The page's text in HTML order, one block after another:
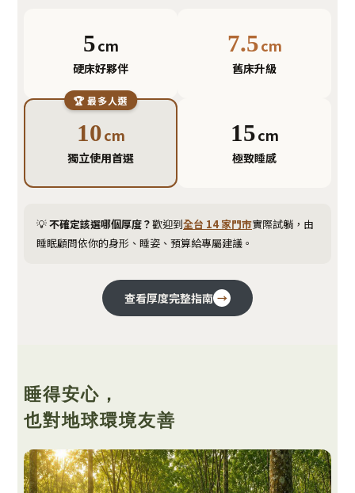
5cm
硬床好夥伴
7.5cm
舊床升級
🏆 最多人選
10cm
獨立使用首選
15cm
極致睡感
💡不確定該選哪個厚度？歡迎到全台 14 家門市實際試躺，由
睡眠顧問依你的身形、睡姿、預算給專屬建議。
查看厚度完整指南 →
睡得安心，
也對地球環境友善